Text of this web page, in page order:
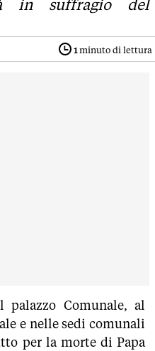
in suffragio del
1minuto di lettura
palazzo Comunale, al
e nelle sedi comunali
per la morte di Papa